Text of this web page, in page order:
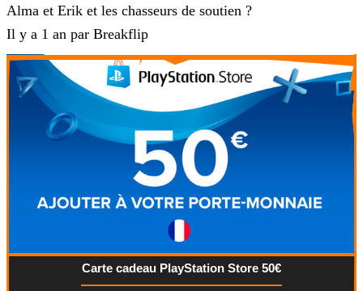
Alma et Erik et les chasseurs de soutien ?
Il y a 1 an par Breakflip
Carte cadeau PlayStation Store 50€